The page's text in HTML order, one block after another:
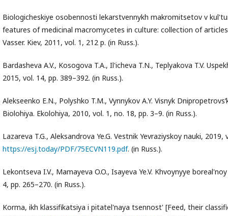
Biologicheskiye osobennosti lekarstvennykh makromitsetov v
features of medicinal macromycetes in culture: collection of
Vasser. Kiev, 2011, vol. 1, 212 p. (in Russ.).
Bardasheva A.V., Kosogova T.A., Il'icheva T.N., Teplyakova T.V.
2015, vol. 14, pp. 389–392. (in Russ.).
Alekseenko E.N., Polyshko T.M., Vynnykov A.Y. Visnyk
Biolohiya. Ekolohiya, 2010, vol. 1, no. 18, pp. 3–9. (in Russ.).
Lazareva T.G., Aleksandrova Ye.G. Vestnik Yevraziyskoy nauki, 2019,
https://esj.today/PDF/75ECVN119.pdf. (in Russ.).
Lekontseva I.V., Mamayeva O.O., Isayeva Ye.V. Khvoynyye
4, pp. 265–270. (in Russ.).
Korma, ikh klassifikatsiya i pitatel'naya tsennost' [Feed, their